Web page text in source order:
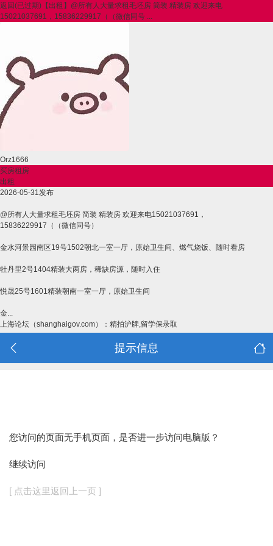
返回(已过期)【出租】@所有人大量求租毛坯房 简装 精装房 欢迎来电
15021037691，15836229917（（微信同号 ...
Orz1666
买房租房
出租
2026-05-31发布
@所有人大量求租毛坯房 简装 精装房 欢迎来电15021037691，
15836229917（（微信同号）
金水河景园南区19号1502朝北一室一厅，原始卫生间、燃气烧饭、随时看房
牡丹里2号1404精装大两房，稀缺房源，随时入住
悦晟25号1601精装朝南一室一厅，原始卫生间
金...
上海论坛（shanghaigov.com）：精拍沪牌,留学保录取
提示信息
您访问的页面无手机页面，是否进一步访问电脑版？
继续访问
[ 点击这里返回上一页 ]